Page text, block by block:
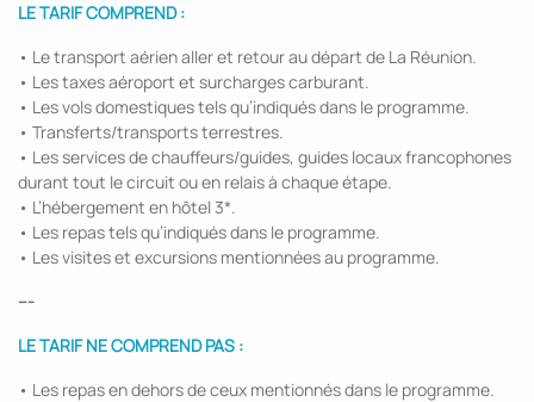
LE TARIF COMPREND :
• Le transport aérien aller et retour au départ de La Réunion.
• Les taxes aéroport et surcharges carburant.
• Les vols domestiques tels qu’indiqués dans le programme.
• Transferts/transports terrestres.
• Les services de chauffeurs/guides, guides locaux francophones
durant tout le circuit ou en relais à chaque étape.
• L’hébergement en hôtel 3*.
• Les repas tels qu’indiqués dans le programme.
• Les visites et excursions mentionnées au programme.
---
LE TARIF NE COMPREND PAS :
• Les repas en dehors de ceux mentionnés dans le programme.